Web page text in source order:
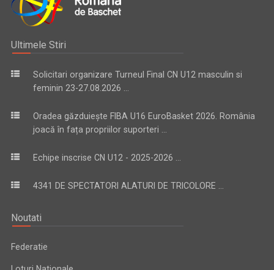
Ultimele Stiri
Solicitari organizare Turneul Final CN U12 masculin si
feminin 23-27.08.2026 ...
Oradea găzduiește FIBA U16 EuroBasket 2026. România
joacă în fața propriilor suporteri ...
Echipe inscrise CN U12 - 2025-2026 ...
4341 DE SPECTATORI ALATURI DE TRICOLORE ...
Noutati
Federatie